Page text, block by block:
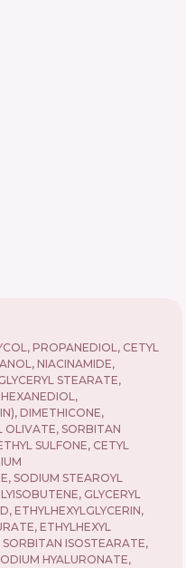
PROPANEDIOL, CETYL
NIACINAMIDE,
STEARATE,
DIMETHICONE,
OLIVATE, SORBITAN
SULFONE, CETYL
SODIUM STEAROYL
GLYCERYL
ETHYLHEXYLGLYCERIN,
ETHYLHEXYL
ISOSTEARATE,
HYALURONATE,